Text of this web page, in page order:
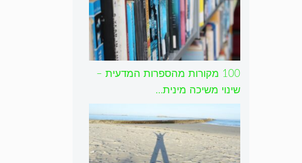
100 מקורות מהספרות המדעית –
שינוי משיכה מינית…